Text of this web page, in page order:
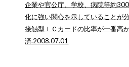
企業や官公庁、学校、病院等約
化に強い関心を示していることが
接触型ＩＣカードの比率が一番高
済.2008.07.01